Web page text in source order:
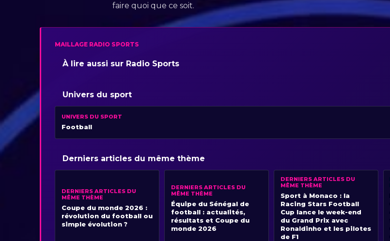
faire quoi que ce soit.
MAILLAGE RADIO SPORTS
À lire aussi sur Radio Sports
Univers du sport
UNIVERS DU SPORT
Football
Derniers articles du même thème
DERNIERS ARTICLES DU
MÊME THÈME
Coupe du monde 2026 :
révolution du football ou
simple évolution ?
DERNIERS ARTICLES DU
MÊME THÈME
Équipe du Sénégal de
football : actualités,
résultats et Coupe du
monde 2026
DERNIERS ARTICLES DU
MÊME THÈME
Sport à Monaco : la
Racing Stars Football
Cup lance le week-end
du Grand Prix avec
Ronaldinho et les pilotes
de F1